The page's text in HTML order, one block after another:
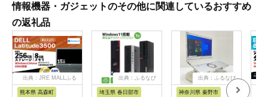
情報機器・ガジェットのその他に関連しているおすすめ
の返礼品
出典：JRE MALLふる
さと納税
熊本県 高森町
出典：ふるなび
埼玉県 春日部市
出典：ふるなび
神奈川県 秦野市